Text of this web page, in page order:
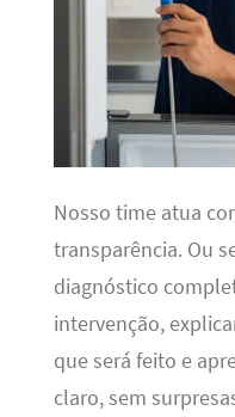
Nosso time atua
transparência. Ou
diagnóstico
intervenção,
que será feito e
claro, sem